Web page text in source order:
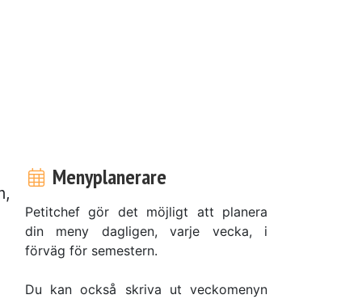
Menyplanerare
Petitchef gör det möjligt att planera
din meny dagligen, varje vecka, i
förväg för semestern.
Du kan också skriva ut veckomenyn